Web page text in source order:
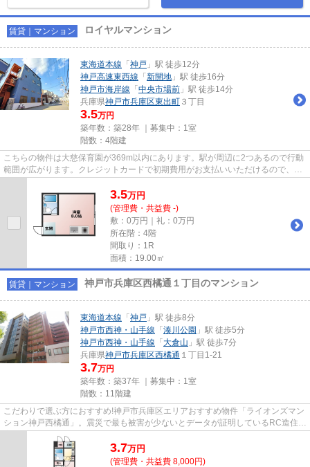
賃貸｜マンション ロイヤルマンション
東海道本線 「 神戸 」駅 徒歩12分
神戸高速東西線 「 新開地 」駅 徒歩16分
神戸市海岸線 「 中央市場前 」駅 徒歩14分
兵庫県神戸市兵庫区東出町 ３丁目
3.5万円
築年数：築28年 ｜募集中： 1室
階数：4階建
こちらの物件は大慈保育園が369m以内にあります。駅が周辺に2つあるので行動
範囲が広がります。クレジットカードで初期費用がお支払いいただけるので、決
3.5万円
(管理費・共益費 -)
敷：0万円｜礼：0万円
所在階：4階
間取り：1R
面積：19.00㎡
賃貸｜マンション 神戸市兵庫区西橘通１丁目のマンション
東海道本線 「 神戸 」駅 徒歩8分
神戸市西神・山手線 「 湊川公園 」駅 徒歩5分
神戸市西神・山手線 「 大倉山 」駅 徒歩7分
兵庫県神戸市兵庫区西橘通 １丁目1-21
3.7万円
築年数：築37年 ｜募集中： 1室
階数：11階建
こだわりで選ぶ方におすすめ!神戸市兵庫区エリアおすすめ物件「ライオンズマン
ション神戸西橘通」。震災で最も被害が少ないとデータが証明しているRC造住
宅。この物件ならば新築よりも...
3.7万円
(管理費・共益費 8,000円)